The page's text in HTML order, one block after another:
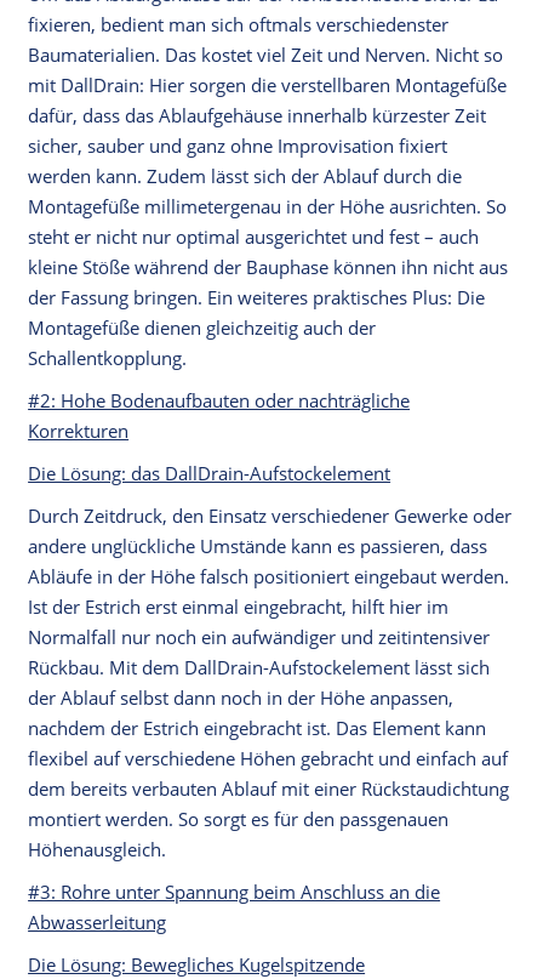
fixieren, bedient man sich oftmals verschiedenster
Baumaterialien. Das kostet viel Zeit und Nerven. Nicht so
mit DallDrain: Hier sorgen die verstellbaren Montagefüße
dafür, dass das Ablaufgehäuse innerhalb kürzester Zeit
sicher, sauber und ganz ohne Improvisation fixiert
werden kann. Zudem lässt sich der Ablauf durch die
Montagefüße millimetergenau in der Höhe ausrichten. So
steht er nicht nur optimal ausgerichtet und fest – auch
kleine Stöße während der Bauphase können ihn nicht aus
der Fassung bringen. Ein weiteres praktisches Plus: Die
Montagefüße dienen gleichzeitig auch der
Schallentkopplung.
#2: Hohe Bodenaufbauten oder nachträgliche
Korrekturen
Die Lösung: das DallDrain-Aufstockelement
Durch Zeitdruck, den Einsatz verschiedener Gewerke oder
andere unglückliche Umstände kann es passieren, dass
Abläufe in der Höhe falsch positioniert eingebaut werden.
Ist der Estrich erst einmal eingebracht, hilft hier im
Normalfall nur noch ein aufwändiger und zeitintensiver
Rückbau. Mit dem DallDrain-Aufstockelement lässt sich
der Ablauf selbst dann noch in der Höhe anpassen,
nachdem der Estrich eingebracht ist. Das Element kann
flexibel auf verschiedene Höhen gebracht und einfach auf
dem bereits verbauten Ablauf mit einer Rückstaudichtung
montiert werden. So sorgt es für den passgenauen
Höhenausgleich.
#3: Rohre unter Spannung beim Anschluss an die
Abwasserleitung
Die Lösung: Bewegliches Kugelspitzende